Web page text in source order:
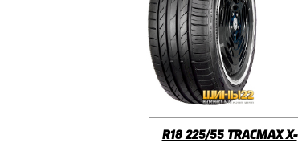
R18 225/55 TRACMAX X-